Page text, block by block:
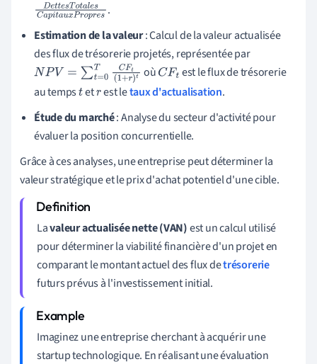
DettesTotalesC
apitauxPropres
.
Estimation de la valeur: Calcul de la valeur actualisée
des flux de trésorerie projetés, représentée par
NPV=∑ =0 TCFt(1+r)t oùCFt est le flux de trésorerie
au tempstetr est letaux d'actualisation.
Étude du marché: Analyse du secteur d'activité pour
évaluer la position concurrentielle.
Grâce à ces analyses, une entreprise peut déterminer la
valeur stratégique et le prix d'achat potentiel d'une cible.
Lavaleur actualisée nette (VAN)est un calcul utilisé
pour déterminer la viabilité financière d'un projet en
comparant le montant actuel des flux detrésorerie
futurs prévus à l'investissement initial.
Imaginez une entreprise cherchant à acquérir une
startup technologique. En réalisant une évaluation